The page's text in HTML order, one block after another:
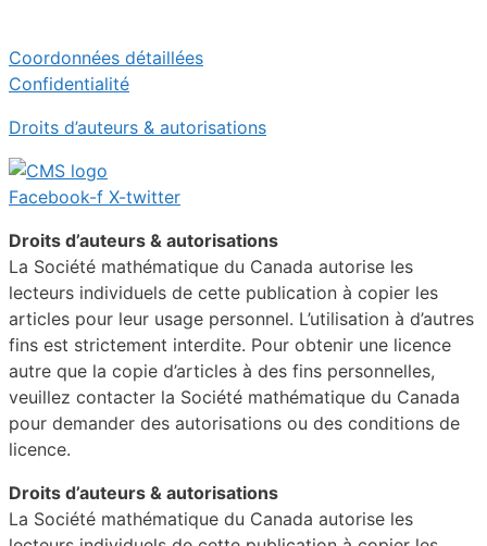
Coordonnées détaillées
Confidentialité
Droits d’auteurs & autorisations
Facebook-f X-twitter
Droits d’auteurs & autorisations
La Société mathématique du Canada autorise les
lecteurs individuels de cette publication à copier les
articles pour leur usage personnel. L’utilisation à d’autres
fins est strictement interdite. Pour obtenir une licence
autre que la copie d’articles à des fins personnelles,
veuillez contacter la Société mathématique du Canada
pour demander des autorisations ou des conditions de
licence.
Droits d’auteurs & autorisations
La Société mathématique du Canada autorise les